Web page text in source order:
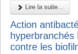
Lire la suite...
Action
hyperbranchés
contre les